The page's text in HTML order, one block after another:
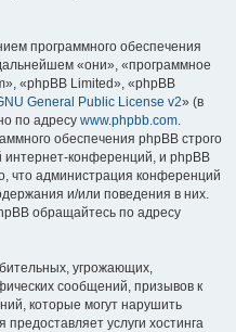
программного обеспечения
«они», «программное
«phpBB Limited», «phpBB
General Public License v2» (в
по адресу www.phpbb.com.
обеспечения phpBB строго
интернет-конференций, и phpBB
что администрация конференций
и/или поведения в них.
обращайтесь по адресу
угрожающих,
сообщений, призывов к
которые могут нарушить
услуги хостинга